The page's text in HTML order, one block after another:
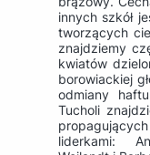
innych szkół
tworzących
znajdziemy
kwiatów
borowiackiej
odmiany
Tucholi
liderkami: